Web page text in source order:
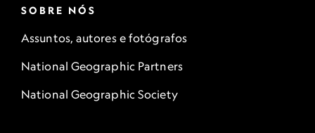
SOBRE NÓS
Assuntos, autores e fotógrafos
National Geographic Partners
National Geographic Society